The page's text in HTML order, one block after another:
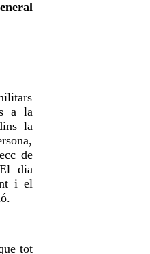
a la
la
de
dia
i el
tot